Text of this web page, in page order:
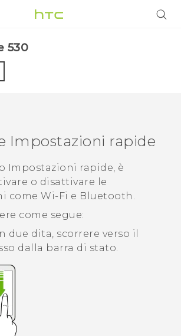
HTC
530‎
Impostazioni rapide
Impostazioni rapide, è
o disattivare le
come Wi‍-Fi e Bluetooth .
come segue:
due dita, scorrere verso il
dalla barra di stato.